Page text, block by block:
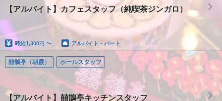
【アルバイト】カフェスタッフ（純喫茶ジンガロ）
時給1,300円 〜 アルバイト・パート
囍鵲亭（朝霞） ホールスタッフ
【アルバイト】囍鵲亭キッチンスタッフ